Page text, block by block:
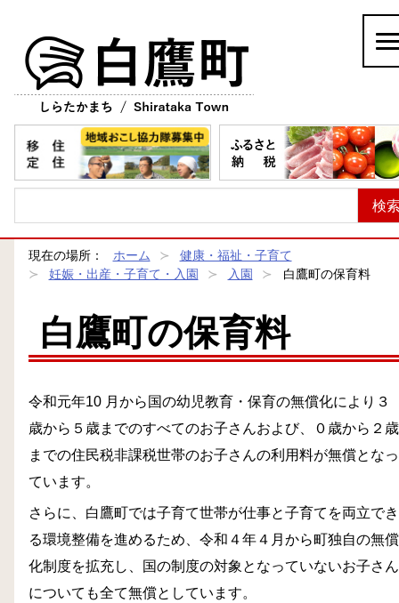
現在の場所： ホーム
健康・福祉・子育て
妊娠・出産・子育て・入園
入園 白鷹町の保育料
白鷹町の保育料
令和元年10 月から国の幼児教育・保育の無償化により３
歳から５歳までのすべてのお子さんおよび、０歳から２歳
までの住民税非課税世帯のお子さんの利用料が無償となっ
ています。
さらに、白鷹町では子育て世帯が仕事と子育てを両立でき
る環境整備を進めるため、令和４年４月から町独自の無償
化制度を拡充し、国の制度の対象となっていないお子さん
についても全て無償としています。